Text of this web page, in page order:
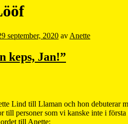
september, 2020 av Anette
keps, Jan!”
Lind till Llaman och hon debuterar
till personer som vi kanske inte i
till Anette: